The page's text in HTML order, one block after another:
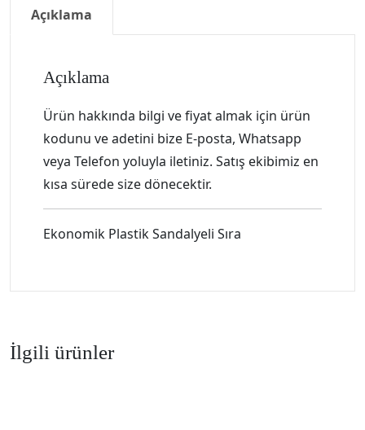
Açıklama
Açıklama
Ürün hakkında bilgi ve fiyat almak için ürün
kodunu ve adetini bize E-posta, Whatsapp
veya Telefon yoluyla iletiniz. Satış ekibimiz en
kısa sürede size dönecektir.
Ekonomik Plastik Sandalyeli Sıra
İlgili ürünler